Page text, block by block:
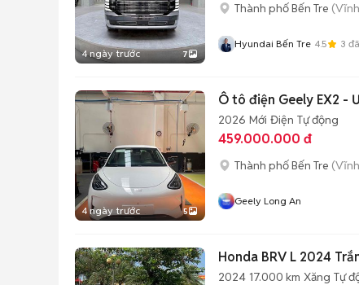
4 ngày trước 7
Thành phố Bến Tre
Hyundai Bến Tre 4.5 3
4 ngày trước 5
Ô tô điện Geely EX2 -
2026 Mới Điện Tự động
459.000.000 đ
Thành phố Bến Tre
Geely Long An
Honda BRV L 2024
2024 17.000 km Xăng Tự